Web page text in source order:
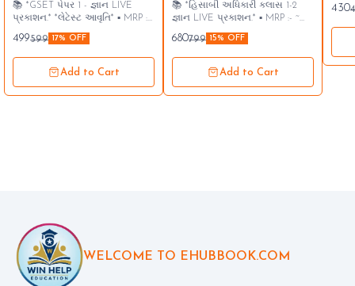
📚 *GSET પેપર 1 - જ્ઞાન LIVE
પ્રકાશન.* *લેટેસ્ટ આવૃતિ* ▪️ MRP :-
94265 03709
499599 17% OFF
Add to Cart
📚 *હિસાબી અધિકારી ક્લાસ 1-2
જ્ઞાન LIVE પ્રકાશન.* ▪️ MRP :- ~
799 ▪️OFFER PRICE - 680
ઑફલાઇન ખરીદી પર કુરીયર ચાર્જ
ફ્રી રહેશે. બુક મેળવવા માટે સંપર્ક :-
94265 03709
680799 15% OFF
Add to Cart
430
WELCOME TO EHUBBOOK.COM